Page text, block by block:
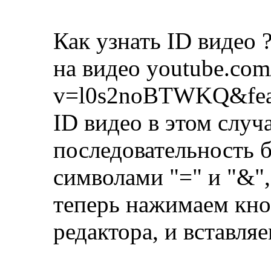
Как узнать ID видео
на видео
ID видео в этом
символами "=" и
теперь нажимаем
редактора, и